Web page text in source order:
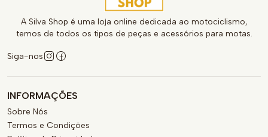
A Silva Shop é uma loja online dedicada ao motociclismo,
temos de todos os tipos de peças e acessórios para motas.
Siga-nos
INFORMAÇÕES
Sobre Nós
Termos e Condições